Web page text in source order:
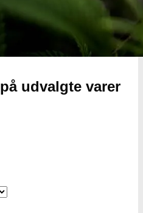
på udvalgte varer